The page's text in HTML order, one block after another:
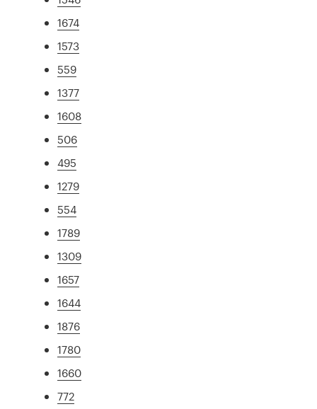
1674
1573
559
1377
1608
506
495
1279
554
1789
1309
1657
1644
1876
1780
1660
772